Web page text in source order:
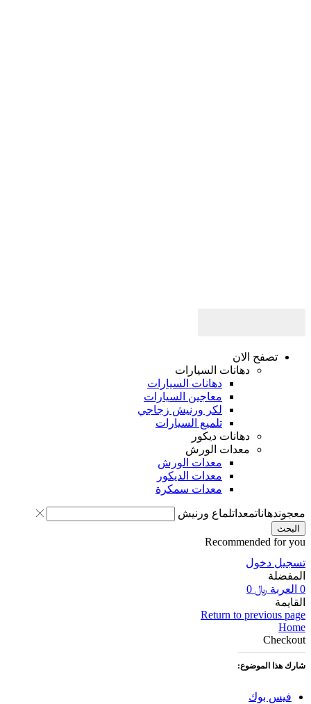
الان
دهانات السيارات
دهانات السيارات
معاجين السيارات
لكر ورنيش زجاجي
تلميع السيارات
دهانات ديكور
معدات الورش
معدات الورش
معدات الديكور
معدات سمكرة
معداتلماع ورنيش
﷼0
Return to
الموضوع:
بوك